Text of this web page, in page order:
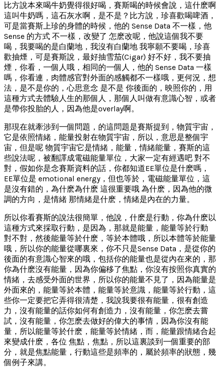
比方說本來喝牛奶覺得很好喝，賽斯喝的時候會說，這什麽啊
這叫牛奶嗎，這石灰水啊，是不是？比方說，珍喜歡喝啤酒，
可是當賽斯上珍的身體的時候，他的 Sense Data 不一樣，他
Sense 的方式 不一樣，改變了 怎麽改呢，他說這個我不要
喝，我要喝的是白蘭地，我沒有白蘭地 我寧願不要喝，珍喜
歡抽煙，可是賽斯說，最好抽雪茄(Cigar) 好不好，我不要抽
煙，你看，一個人哦，相同的一個人，他的 Sense Data 一樣
嗎，你看連，肉體感官對外面的感觸都不一樣哦，更何況，想
法，是不是你的，心思意念 是不是 你後面的，映照你的，用
這種方式去體驗人生的那個人，那個人叫做有意識心智，或者
是帶你投胎的人，因為他是overlay啊。
那現在就牽涉到一個問題，的這問題是賽斯提到，物質宇宙，
它是依照情緒，能量投射在物質宇宙，所以，意思是整個宇
宙，但是呢 物質宇宙它是情緒，能量，情緒能量，賽斯的這
些說法呢，被翻譯成電磁能量單位，大家一定有經遇吧 對不
對，假如你是念賽斯資料的話，你都知道EE單位是什麽嗎，
EE單位是 emotional energy，但也等於，電磁能量單位，這
是沒有錯的，為什麽為什麽 這很重要哦 為什麽，因為他的微
調的方向，是情緒 那情緒是什麽，情緒是內在的力量。
所以你看賽斯的說法很簡單，他說，什麽是行動，你為什麽以
這種方式來採取行動，是因為，那就是能量，能量等於行動
對不對，然後能量等於什麽，等於本體哦，所以本體等於能量
哦，所以你的能量從哪裏來，你不只是Sense Data，是從你的
後面的有意識心智來的哦，包括你的能量也是從內在來的，那
你為什麽沒有能量，因為你偏移了焦點，你沒有按照你真實的
情緒，去感受外面的世界，所以你的能量不見了，因為能量是
外面來的，能量等於本體，能量等於意識，能量等於行動，這
些你一定要把它弄得很清楚，我說我要很有能量，很有創造
力，沒有能量的話你如何有創造力，沒有能量，你怎麽去嘗
試，沒有能量，你怎麽去做好的偉大的事情，因為你沒有能
量，所以能量等於什麽，能量等於情緒，而，能量跟情緒合起
來變成什麽，各位 焦點，焦點，所以這裏談到一個重要的部
分，就是焦點能量，行動這些是頻率的，屬於頻率的狀態，幾
個例子來講。